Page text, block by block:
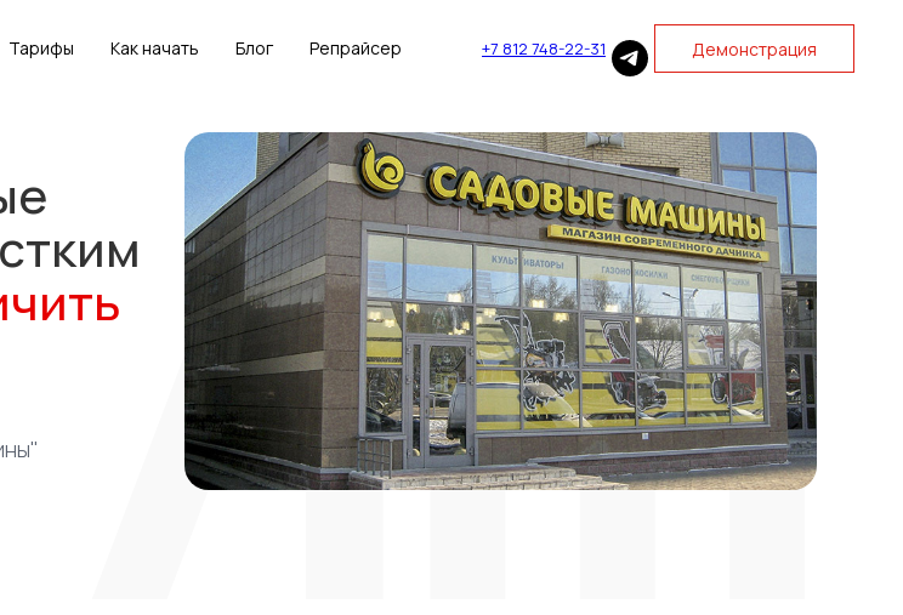
Тарифы Как начать Блог Репрайсер +7 812 748-22-31 Демонстрация